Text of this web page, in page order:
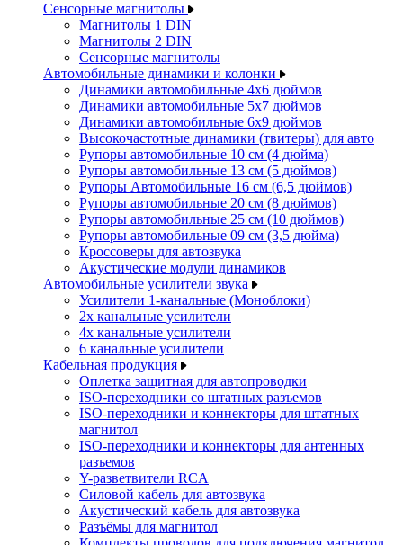
Сенсорные магнитолы
Магнитолы 1 DIN
Магнитолы 2 DIN
Сенсорные магнитолы
Автомобильные динамики и колонки
Динамики автомобильные 4x6 дюймов
Динамики автомобильные 5x7 дюймов
Динамики автомобильные 6x9 дюймов
Высокочастотные динамики (твитеры) для авто
Рупоры автомобильные 10 см (4 дюйма)
Рупоры автомобильные 13 см (5 дюймов)
Рупоры Автомобильные 16 см (6,5 дюймов)
Рупоры автомобильные 20 см (8 дюймов)
Рупоры автомобильные 25 см (10 дюймов)
Рупоры автомобильные 09 см (3,5 дюйма)
Кроссоверы для автозвука
Акустические модули динамиков
Автомобильные усилители звука
Усилители 1-канальные (Моноблоки)
2х канальные усилители
4х канальные усилители
6 канальные усилители
Кабельная продукция
Оплетка защитная для автопроводки
ISO-переходники со штатных разъемов
ISO-переходники и коннекторы для штатных
магнитол
ISO-переходники и коннекторы для антенных
разъемов
Y-разветвители RCA
Силовой кабель для автозвука
Акустический кабель для автозвука
Разъёмы для магнитол